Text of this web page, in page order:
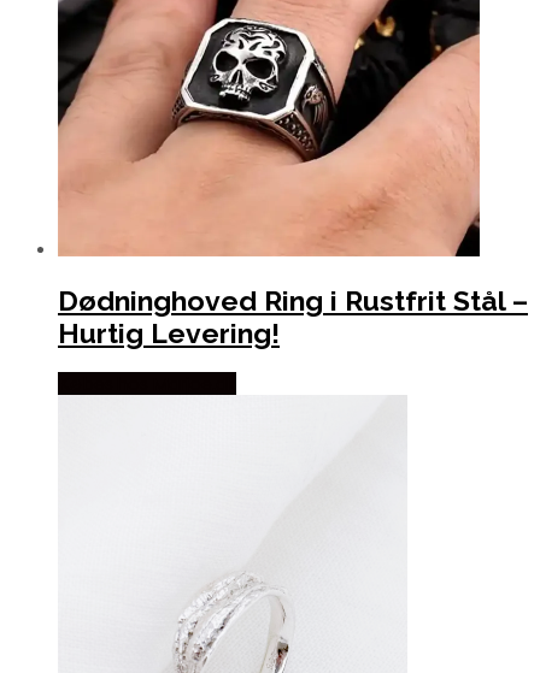
Dødninghoved Ring i Rustfrit Stål –
Hurtig Levering!